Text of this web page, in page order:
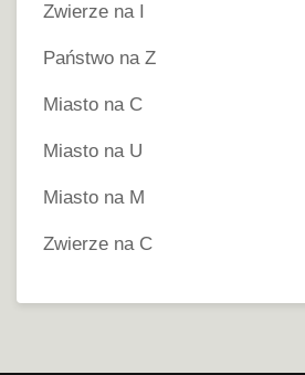
Zwierze na I
Państwo na Z
Miasto na C
Miasto na U
Miasto na M
Zwierze na C